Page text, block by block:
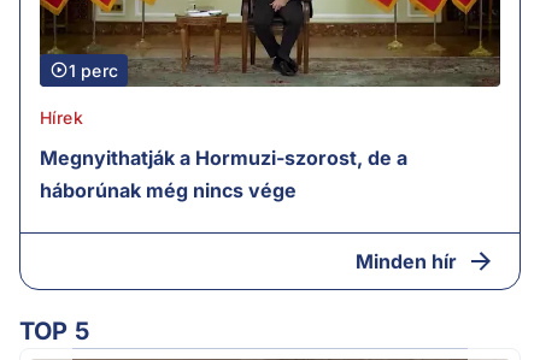
1 perc
Hírek
Megnyithatják a Hormuzi-szorost, de a
háborúnak még nincs vége
Minden hír
TOP 5